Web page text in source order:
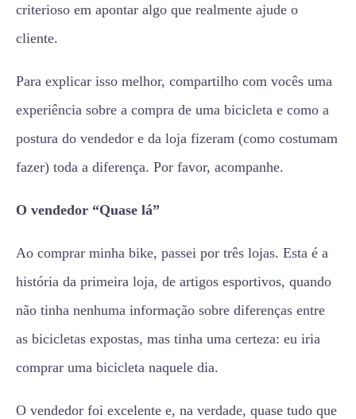
criterioso em apontar algo que realmente ajude o
cliente.
Para explicar isso melhor, compartilho com vocês uma
experiência sobre a compra de uma bicicleta e como a
postura do vendedor e da loja fizeram (como costumam
fazer) toda a diferença. Por favor, acompanhe.
O vendedor “Quase lá”
Ao comprar minha bike, passei por três lojas. Esta é a
história da primeira loja, de artigos esportivos, quando
não tinha nenhuma informação sobre diferenças entre
as bicicletas expostas, mas tinha uma certeza: eu iria
comprar uma bicicleta naquele dia.
O vendedor foi excelente e, na verdade, quase tudo que